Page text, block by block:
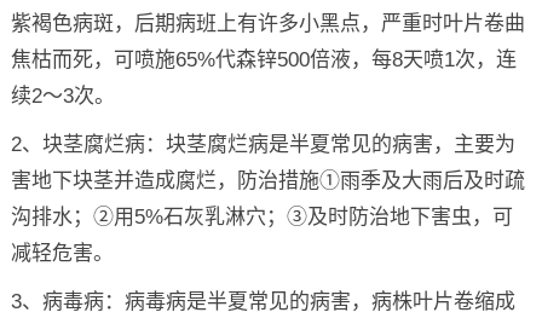
紫褐色病斑，后期病班上有许多小黑点，严重时叶片卷曲
焦枯而死，可喷施65%代森锌500倍液，每8天喷1次，连
续2～3次。
2、块茎腐烂病：块茎腐烂病是半夏常见的病害，主要为
害地下块茎并造成腐烂，防治措施①雨季及大雨后及时疏
沟排水；②用5%石灰乳淋穴；③及时防治地下害虫，可
减轻危害。
3、病毒病：病毒病是半夏常见的病害，病株叶片卷缩成